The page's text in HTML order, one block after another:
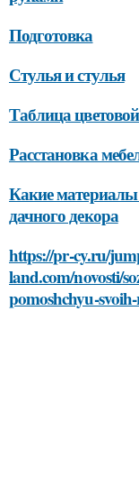
Подготовка
Стулья и стулья
Таблица
Расстановка
Какие материалы
дачного декора
https://pr-cy.ru/
land.com/novosti/
pomoshchyu-